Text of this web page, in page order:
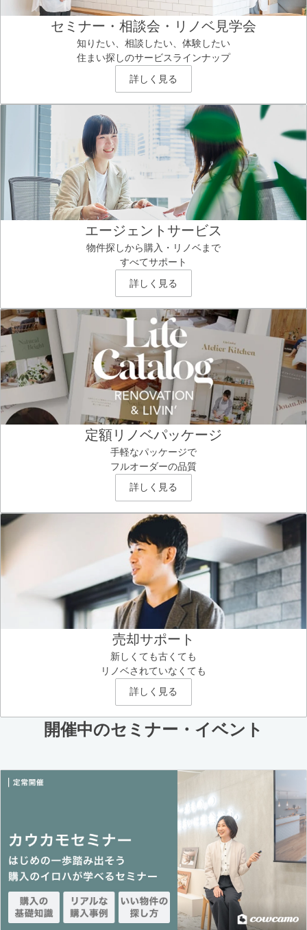
セミナー・相談会・リノベ見学会
知りたい、相談したい、体験したい
住まい探しのサービスラインナップ
詳しく見る
エージェントサービス
物件探しから購入・リノベまで
すべてサポート
詳しく見る
定額リノベパッケージ
手軽なパッケージで
フルオーダーの品質
詳しく見る
売却サポート
新しくても古くても
リノベされていなくても
詳しく見る
開催中のセミナー・イベント